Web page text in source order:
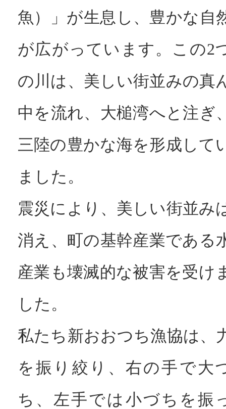
魚）」が生息し、豊かな自
が広がっています。この2
の川は、美しい街並みの真
中を流れ、大槌湾へと注ぎ
三陸の豊かな海を形成して
ました。
震災により、美しい街並み
消え、町の基幹産業である
産業も壊滅的な被害を受け
した。
私たち新おおつち漁協は、
を振り絞り、右の手で大
ち、左手では小づちを振